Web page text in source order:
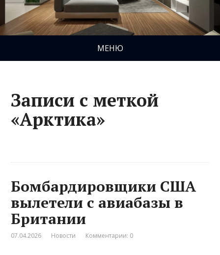
МЕНЮ
Записи с меткой
«Арктика»
Бомбардировщики США
вылетели с авиабазы в
Британии
07.04.2026 Новости Комментарии: 0